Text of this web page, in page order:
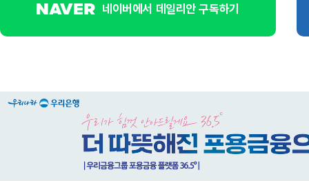
네이버에서 데일리안 구독하기